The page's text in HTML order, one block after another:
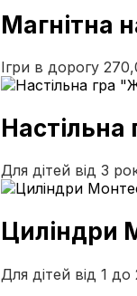
Магнітна
Ігри в дорогу
Для дітей від 3
Циліндри
Для дітей від 1 до